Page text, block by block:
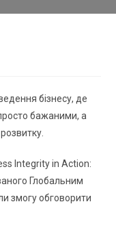
бізнесу, де
бажаними, а
Integrity in Action:
Глобальним
змогу обговорити